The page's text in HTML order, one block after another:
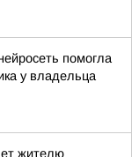
помогла
у владельца
жителю